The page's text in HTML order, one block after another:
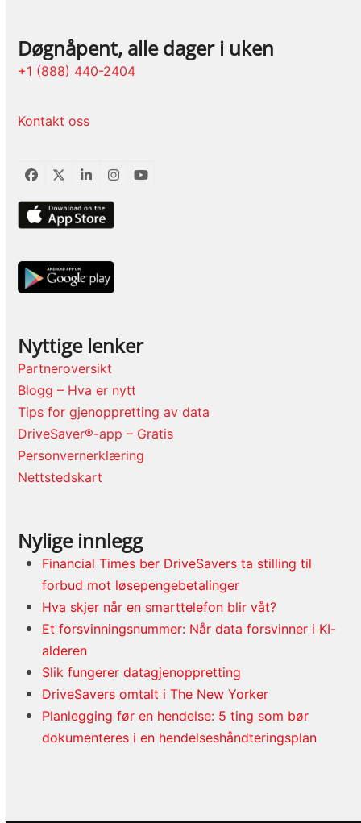
Døgnåpent, alle dager i uken
+1 (888) 440-2404
Kontakt oss
Facebook
TwitterLinkedInInstagram
YouTube
Nyttige lenker
Partneroversikt
Blogg – Hva er nytt
Tips for gjenoppretting av data
DriveSaver®-app – Gratis
Personvernerklæring
Nettstedskart
Nylige innlegg
Financial Times ber DriveSavers ta stilling til
forbud mot løsepengebetalinger
Hva skjer når en smarttelefon blir våt?
Et forsvinningsnummer: Når data forsvinner i KI-
alderen
Slik fungerer datagjenoppretting
DriveSavers omtalt i The New Yorker
Planlegging før en hendelse: 5 ting som bør
dokumenteres i en hendelseshåndteringsplan